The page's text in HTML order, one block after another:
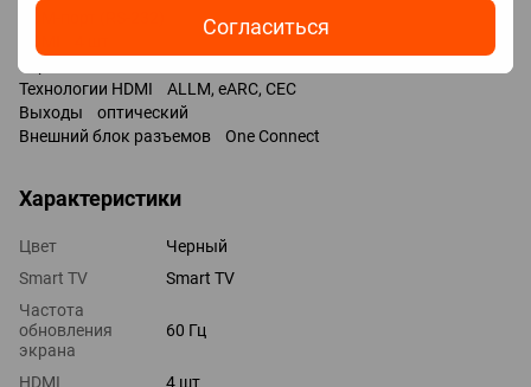
Согласиться
Версия HDMI v 2.0
Технологии HDMI ALLM, eARC, CEC
Выходы оптический
Внешний блок разъемов One Connect
Характеристики
Цвет
Черный
Smart TV
Smart TV
Частота
обновления
экрана
60 Гц
HDMI
4 шт